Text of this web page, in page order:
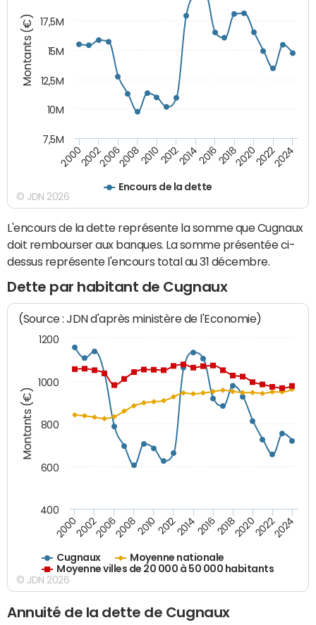
Montants (€)
Encours de la dette
200020022006200820102012201420162018202020222024
7,5M
10M
12,5M
15M
17,5M
© JDN 2026
L'encours de la dette représente la somme que Cugnaux
doit rembourser aux banques. La somme présentée ci-
dessus représente l'encours total au 31 décembre.
Dette par habitant de Cugnaux
Montants (€)
(Source : JDN d'après ministère de l'Economie)
Cugnaux
Moyenne nationale
Moyenne villes de 20 000 à 50 000 habitants
200020022006200820102012201420162018202020222024
400
600
800
1000
1200
© JDN 2026
Annuité de la dette de Cugnaux